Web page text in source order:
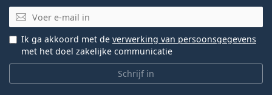
E-mail
Schrijf in
Ik ga akkoord met de verwerking van persoonsgegevens
met het doel zakelijke communicatie